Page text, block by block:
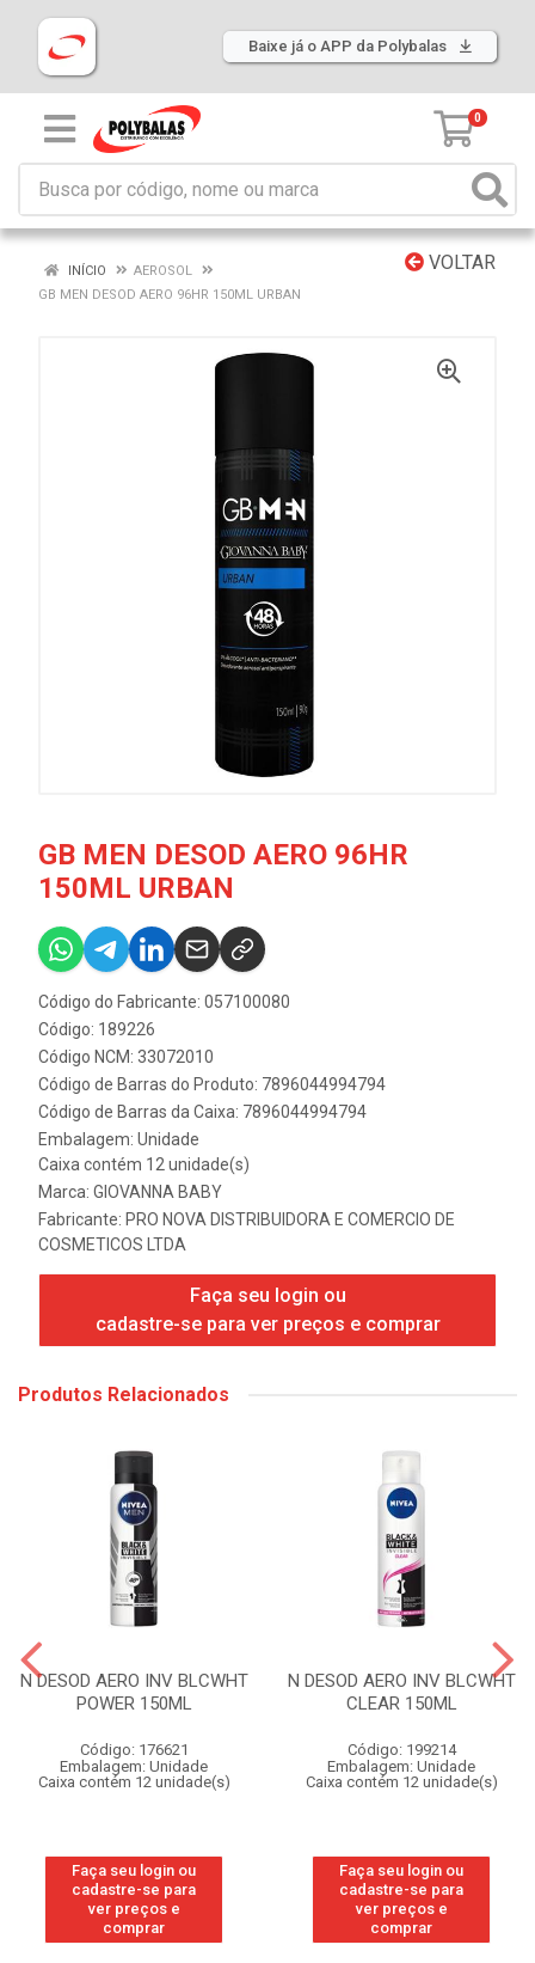
Baixe já o APP da Polybalas
0
VOLTAR
INÍCIO
AEROSOL
GB MEN DESOD AERO 96HR 150ML URBAN
GB MEN DESOD AERO 96HR
150ML URBAN
Código do Fabricante: 057100080
Código: 189226
Código NCM: 33072010
Código de Barras do Produto: 7896044994794
Código de Barras da Caixa: 7896044994794
Embalagem: Unidade
Caixa contém 12 unidade(s)
Marca: GIOVANNA BABY
Fabricante: PRO NOVA DISTRIBUIDORA E COMERCIO DE
COSMETICOS LTDA
Faça seu login ou
cadastre-se para ver preços e comprar
Produtos Relacionados
N DESOD AERO INV BLCWHT
POWER 150ML
Código: 176621
Embalagem: Unidade
Caixa contém 12 unidade(s)
Faça seu login ou
cadastre-se para
ver preços e
comprar
N DESOD AERO INV BLCWHT
CLEAR 150ML
Código: 199214
Embalagem: Unidade
Caixa contém 12 unidade(s)
Faça seu login ou
cadastre-se para
ver preços e
comprar